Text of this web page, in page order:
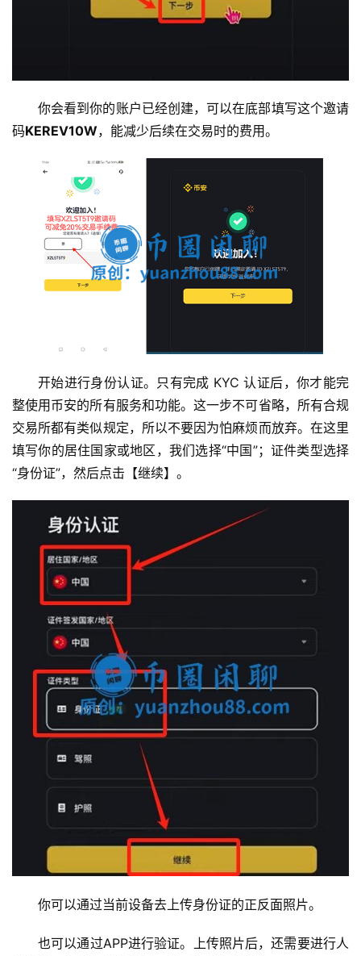
你会看到你的账户已经创建，可以在底部填写这个邀请
码KEREV10W，能减少后续在交易时的费用。
开始进行身份认证。只有完成 KYC 认证后，你才能完
整使用币安的所有服务和功能。这一步不可省略，所有合规
交易所都有类似规定，所以不要因为怕麻烦而放弃。在这里
填写你的居住国家或地区，我们选择“中国”；证件类型选择
“身份证”，然后点击【继续】。
你可以通过当前设备去上传身份证的正反面照片。
也可以通过APP进行验证。上传照片后，还需要进行人